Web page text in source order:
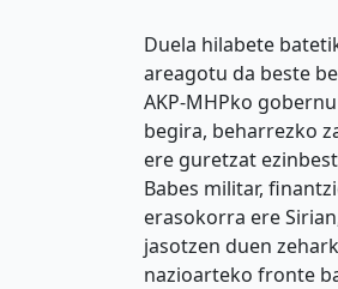
Duela hilabete
areagotu da beste
AKP-MHPko
begira, beharrezko
ere guretzat
Babes militar,
erasokorra ere
jasotzen duen
nazioarteko fronte